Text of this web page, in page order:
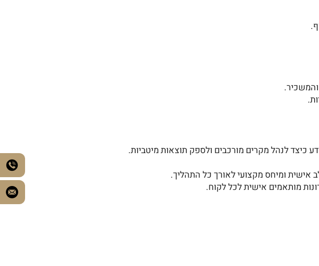
והמשכיר.
אישית ומיחס מקצועי לאורך כל התהליך.
מותאמים אישית לכל לקוח.